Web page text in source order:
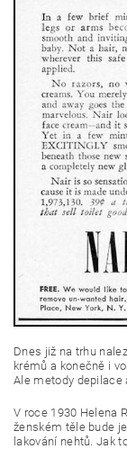
Dnes již na trhu
krémů a konečně i
Ale metody depilace
V roce 1930 Helena
ženském těle bude
lakování nehtů. Jak